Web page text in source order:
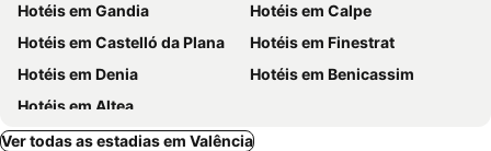
Hotéis em Gandia
Hotéis em Calpe
Hotéis em Castelló da Plana
Hotéis em Finestrat
Hotéis em Denia
Hotéis em Benicassim
Hotéis em Altea
Ver todas as estadias em Valência